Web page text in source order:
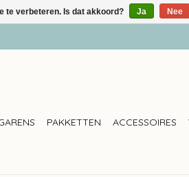
PAKKETTEN ACCESSOIRES
te verbeteren. Is dat akkoord? Ja Nee